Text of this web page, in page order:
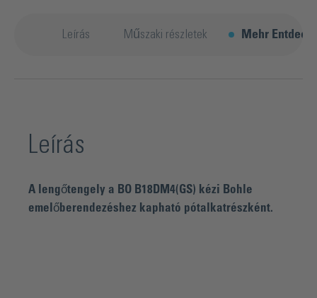
Leírás Műszaki részletek Mehr
Leírás
A lengőtengely a BO B18DM4(GS) kézi Bohle
emelőberendezéshez kapható pótalkatrészként.